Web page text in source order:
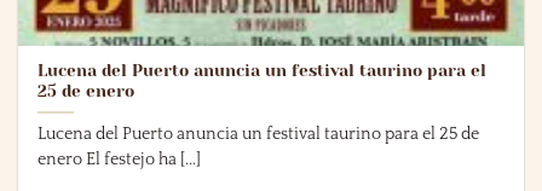
Lucena del Puerto anuncia un festival taurino para el
25 de enero
Lucena del Puerto anuncia un festival taurino para el 25 de
enero El festejo ha [...]